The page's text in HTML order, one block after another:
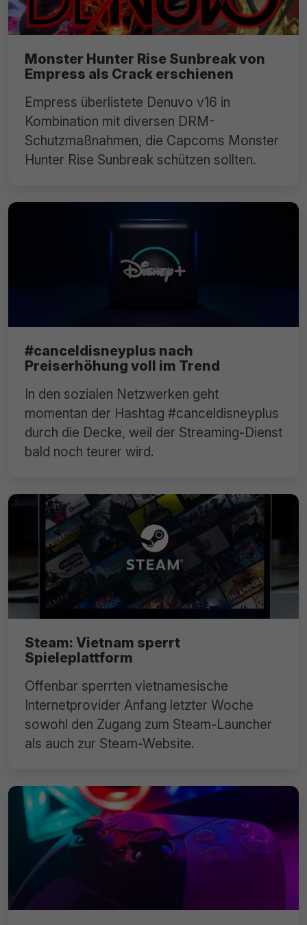
Monster Hunter Rise Sunbreak von
Empress als Crack erschienen
Empress überlistete Denuvo v16 in
Kombination mit diversen DRM-
Schutzmaßnahmen, die Capcoms Monster
Hunter Rise Sunbreak schützen sollten.
#canceldisneyplus nach
Preiserhöhung voll im Trend
In den sozialen Netzwerken geht
momentan der Hashtag #canceldisneyplus
durch die Decke, weil der Streaming-Dienst
bald noch teurer wird.
Steam: Vietnam sperrt
Spieleplattform
Offenbar sperrten vietnamesische
Internetprovider Anfang letzter Woche
sowohl den Zugang zum Steam-Launcher
als auch zur Steam-Website.